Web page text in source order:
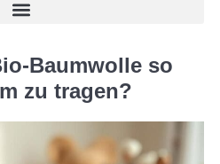
Baumwolle so
zu tragen?